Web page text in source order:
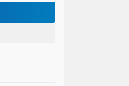
Pelindo Regional 1 Gelar General Manager Upskilling Program untuk Perkuat Fundamental Bisnis